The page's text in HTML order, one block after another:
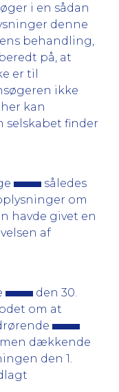
i en sådan
denne
behandling,
på, at
er til
ikke
kan
selskabet finder
således
om
havde givet en
af
den 30.
om at
dækkende
den 1.